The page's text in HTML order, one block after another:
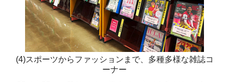
(4)スポーツからファッションまで、多種多様な雑誌コ
ーナー